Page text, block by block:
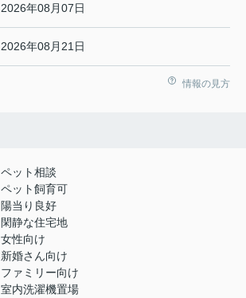
2026年08月07日
2026年08月21日
情報の見方
ペット相談
ペット飼育可
陽当り良好
閑静な住宅地
女性向け
新婚さん向け
ファミリー向け
室内洗濯機置場